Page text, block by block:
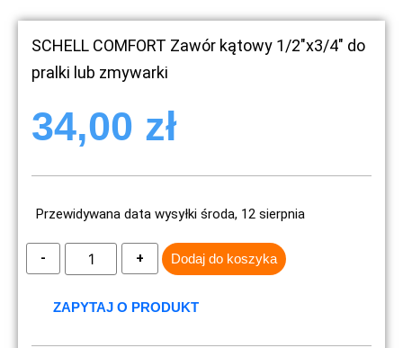
SCHELL COMFORT Zawór kątowy 1/2″x3/4″ do
pralki lub zmywarki
34,00 zł
Przewidywana data wysyłki środa, 12 sierpnia
Dodaj do koszyka
ZAPYTAJ O PRODUKT